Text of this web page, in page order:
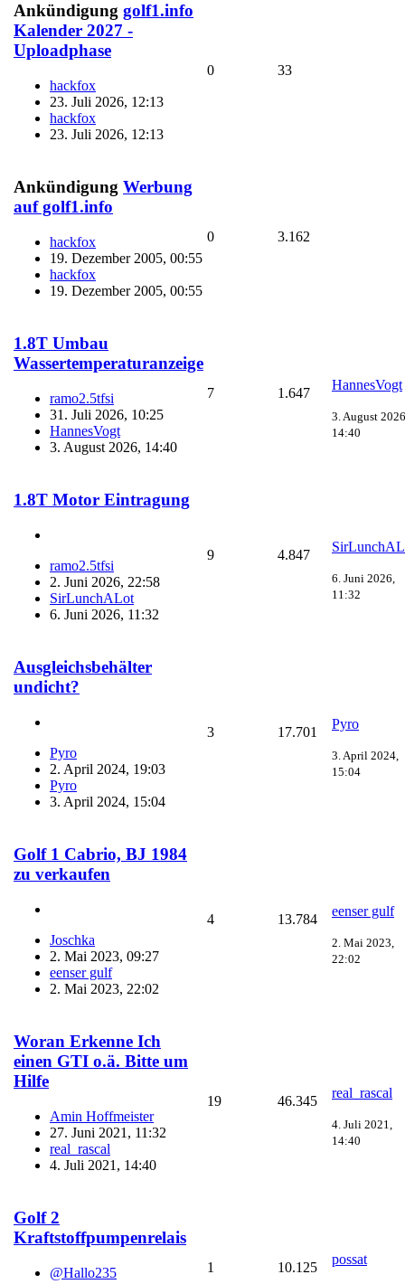
Ankündigung golf1.info
Kalender 2027 -
Uploadphase
hackfox
23. Juli 2026, 12:13
hackfox
23. Juli 2026, 12:13
0 33
Ankündigung Werbung
auf golf1.info
hackfox
19. Dezember 2005, 00:55
hackfox
19. Dezember 2005, 00:55
0 3.162
1.8T Umbau
Wassertemperaturanzeige
ramo2.5tfsi
31. Juli 2026, 10:25
HannesVogt
3. August 2026, 14:40
7 1.647
HannesVogt
3. August
14:40
1.8T Motor Eintragung
ramo2.5tfsi
2. Juni 2026, 22:58
SirLunchALot
6. Juni 2026, 11:32
9 4.847
6. Juni 2026,
11:32
Ausgleichsbehälter
undicht?
Pyro
2. April 2024, 19:03
Pyro
3. April 2024, 15:04
3 17.701
Pyro
3. April 2024,
15:04
Golf 1 Cabrio, BJ 1984
zu verkaufen
Joschka
2. Mai 2023, 09:27
eenser gulf
2. Mai 2023, 22:02
4 13.784
eenser gulf
2. Mai 2023,
22:02
Woran Erkenne Ich
einen GTI o.ä. Bitte um
Hilfe
Amin Hoffmeister
27. Juni 2021, 11:32
real_rascal
4. Juli 2021, 14:40
19 46.345
real_rascal
4. Juli 2021,
14:40
Golf 2
Kraftstoffpumpenrelais
@Hallo235
1 10.125
possat